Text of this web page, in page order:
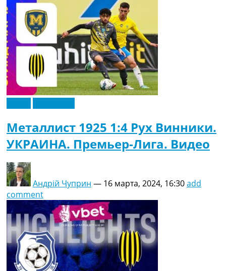
Металлист 1925 1:4 Рух Винники.
УКРАИНА. Премьер-Лига. Видео
Андрій Чуприн — 16 марта, 2024, 16:30add
comment